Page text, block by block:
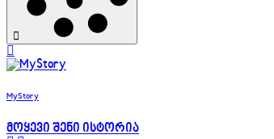
MyStory
მოყევი შენი ისტორია